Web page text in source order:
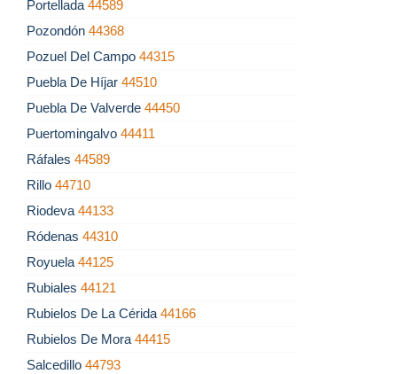
Portellada 44589
Pozondón 44368
Pozuel Del Campo 44315
Puebla De Híjar 44510
Puebla De Valverde 44450
Puertomingalvo 44411
Ráfales 44589
Rillo 44710
Riodeva 44133
Ródenas 44310
Royuela 44125
Rubiales 44121
Rubielos De La Cérida 44166
Rubielos De Mora 44415
Salcedillo 44793